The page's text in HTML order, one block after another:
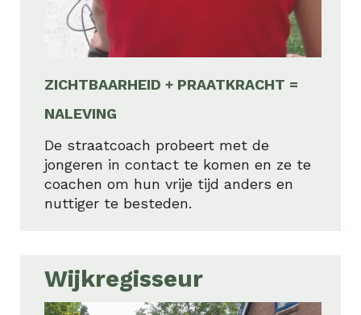
ZICHTBAARHEID + PRAATKRACHT =
NALEVING
De straatcoach probeert met de
jongeren in contact te komen en ze te
coachen om hun vrije tijd anders en
nuttiger te besteden.
Wijkregisseur